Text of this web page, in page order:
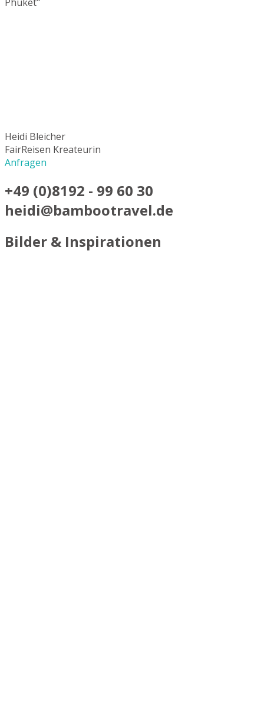
Heidi Bleicher
FairReisen Kreateurin
Anfragen
+49 (0)8192 - 99 60 30
heidi@bambootravel.de
Bilder & Inspirationen